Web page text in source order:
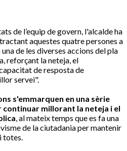
de l’equip de govern, l'alcalde ha
aquestes quatre persones a
de les diverses accions del pla
reforçant la neteja, el
de resposta de
servei".
s'emmarquen en una sèrie
millorant la neteja i el
, al mateix temps que es fa una
de la ciutadania per mantenir
totes.